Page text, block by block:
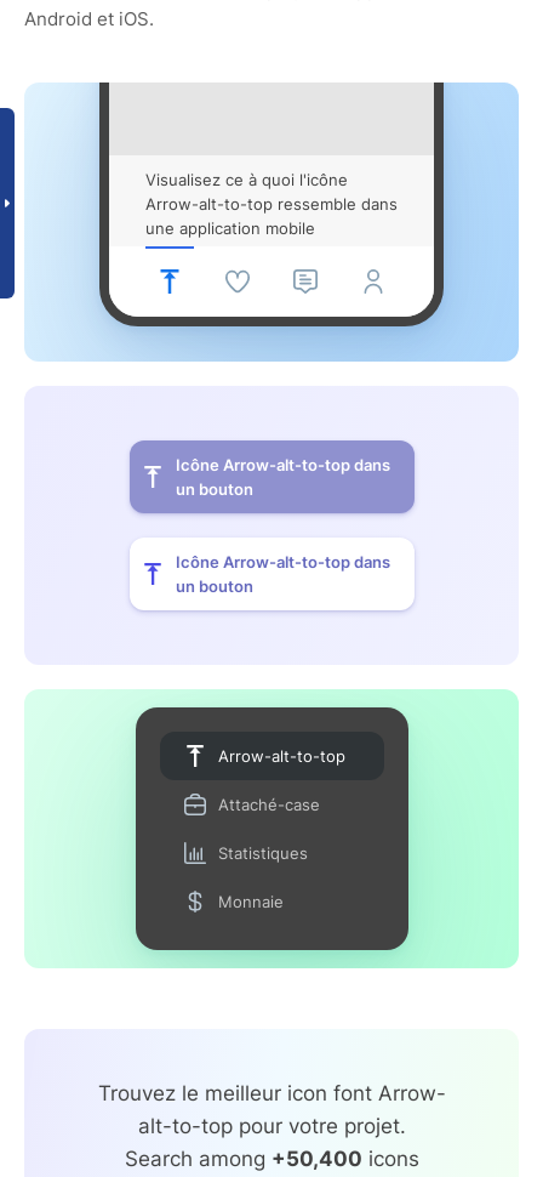
Android et iOS.
Visualisez ce à quoi l'icône
Arrow-alt-to-top ressemble dans
une application mobile
Icône Arrow-alt-to-top dans
un bouton
Icône Arrow-alt-to-top dans
un bouton
Arrow-alt-to-top
Attaché-case
Statistiques
Monnaie
Trouvez le meilleur icon font Arrow-
alt-to-top pour votre projet.
Search among +50,400 icons